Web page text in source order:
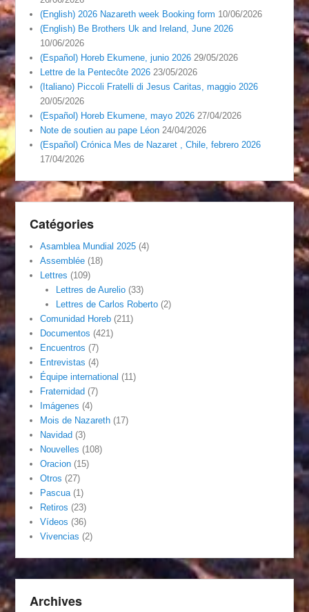
(English) 2026 Nazareth week Booking form 10/06/2026
(English) Be Brothers Uk and Ireland, June 2026
10/06/2026
(Español) Horeb Ekumene, junio 2026 29/05/2026
Lettre de la Pentecôte 2026 23/05/2026
(Italiano) Piccoli Fratelli di Jesus Caritas, maggio 2026
20/05/2026
(Español) Horeb Ekumene, mayo 2026 27/04/2026
Note de soutien au pape Léon 24/04/2026
(Español) Crónica Mes de Nazaret , Chile, febrero 2026
17/04/2026
Catégories
Asamblea Mundial 2025 (4)
Assemblée (18)
Lettres (109)
Lettres de Aurelio(33)
Lettres de Carlos Roberto(2)
Comunidad Horeb (211)
Documentos (421)
Encuentros (7)
Entrevistas (4)
Équipe international (11)
Fraternidad (7)
Imágenes (4)
Mois de Nazareth (17)
Navidad (3)
Nouvelles (108)
Oracion (15)
Otros (27)
Pascua (1)
Retiros (23)
Vídeos (36)
Vivencias (2)
Archives